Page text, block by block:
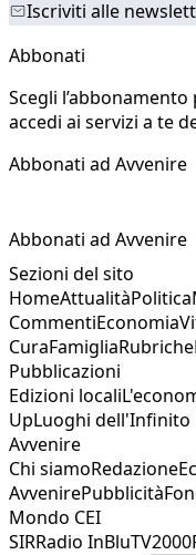
Iscriviti alle
Abbonati
Scegli
accedi ai servizi a te
Abbonati ad Avvenire
Abbonati ad Avvenire
Sezioni del sito
HomeAttualitàPolitica
CommentiEconomia
CuraFamigliaRubriche
Pubblicazioni
Edizioni locali
UpLuoghi dell'Infinito
Avvenire
Chi siamoRedazione
AvvenirePubblicità
Mondo CEI
SIRRadio InBluTV2000